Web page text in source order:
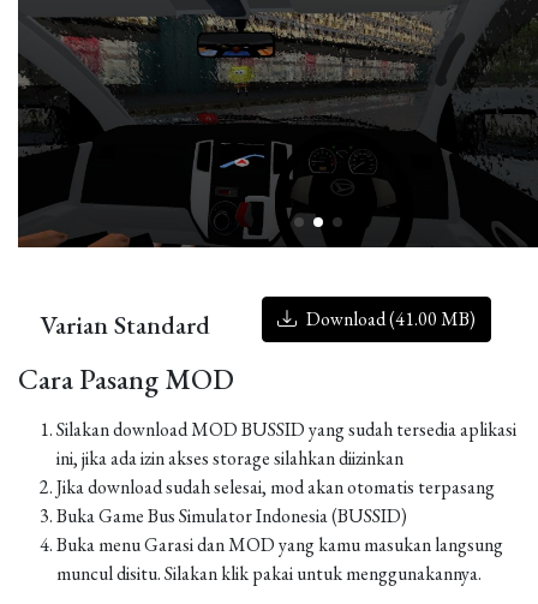
Varian Standard Download (41.00 MB)
Cara Pasang MOD
Silakan download MOD BUSSID yang sudah tersedia aplikasi
ini, jika ada izin akses storage silahkan diizinkan
Jika download sudah selesai, mod akan otomatis terpasang
Buka Game Bus Simulator Indonesia (BUSSID)
Buka menu Garasi dan MOD yang kamu masukan langsung
muncul disitu. Silakan klik pakai untuk menggunakannya.